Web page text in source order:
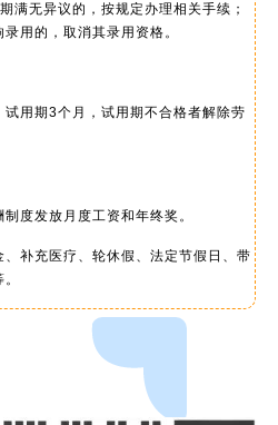
满无异议的，按规定办理相关手续；
用的，取消其录用资格。
用期3个月，试用期不合格者解除劳
发放月度工资和年终奖。
补充医疗、轮休假、法定节假日、带